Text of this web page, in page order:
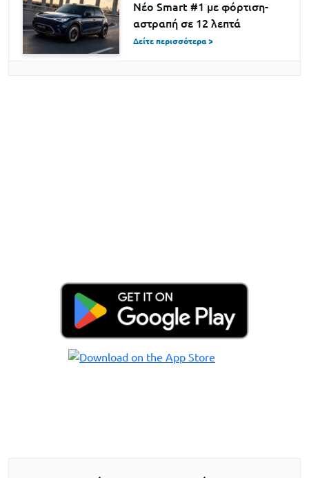
Νέο Smart #1 με φόρτιση-
αστραπή σε 12 λεπτά
Δείτε περισσότερα >